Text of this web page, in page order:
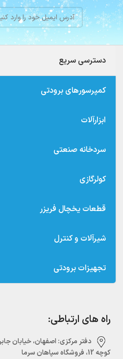
دسترسی سریع
کمپرسورهای برودتی
ابزارآلات
سردخانه صنعتی
کولرگازی
قطعات یخچال فریزر
شیرآلات و کنترل
تجهیزات برودتی
راه های ارتباطی:
دفتر مرکزی:‌ اصفهان، خیابان
کوچه 12، فروشگاه سپاهان سرما